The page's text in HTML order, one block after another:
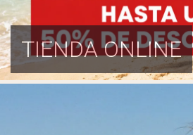
TIENDA ONLINE